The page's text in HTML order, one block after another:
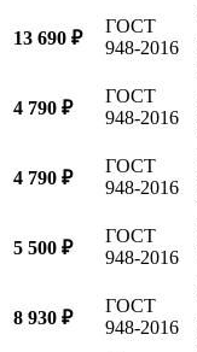
13 690 ₽
ГОСТ
948-2016
4 790 ₽
ГОСТ
948-2016
4 790 ₽
ГОСТ
948-2016
5 500 ₽
ГОСТ
948-2016
8 930 ₽
ГОСТ
948-2016